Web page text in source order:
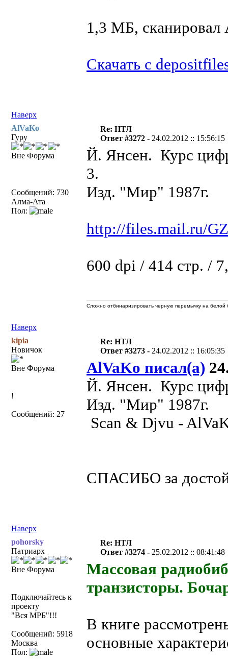
1,3 МБ, сканировал
Скачать с
Наверх
AlVaKo
Гуру
Вне Форума
Сообщений: 730
Алма-Ата
Пол:
Re: НТЛ
Ответ #3272 - 24.02.2012 :: 15:56:15
Й. Янсен. Курс
3.
Изд. "Мир" 1987г.
http://files.mail.ru/
600 dpi / 414 стр.
Наверх
Сложно отбинаризировать черную перемычку на белой
kipia
Новичок
Вне Форума
!
Сообщений: 27
Re: НТЛ
Ответ #3273 - 24.02.2012 :: 16:05:35
AlVaKo писал(а)
Й. Янсен. Курс
Изд. "Мир" 1987г.
Scan & Djvu -
СПАСИБО за
Наверх
pohorsky
Патриарх
Вне Форума
Подключайтесь к
проекту
"Вся МРБ"!!!
Сообщений: 5918
Москва
Пол:
Re: НТЛ
Ответ #3274 - 25.02.2012 :: 08:41:48
Массовая
транзисторы.
В книге
основные